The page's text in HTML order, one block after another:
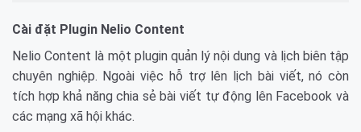
Cài đặt Plugin Nelio Content
Nelio Content là một plugin quản lý nội dung và lịch biên tập
chuyên nghiệp. Ngoài việc hỗ trợ lên lịch bài viết, nó còn
tích hợp khả năng chia sẻ bài viết tự động lên Facebook và
các mạng xã hội khác.